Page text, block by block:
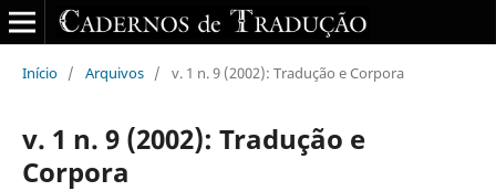
Início / Arquivos / v. 1 n. 9 (2002): Tradução e Corpora
v. 1 n. 9 (2002): Tradução e
Corpora